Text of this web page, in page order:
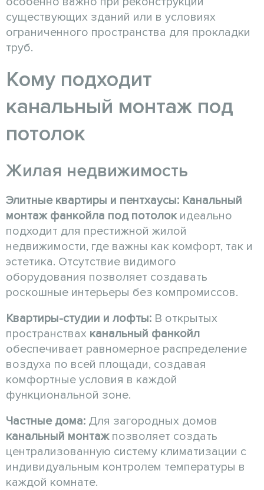
существующих зданий или в условиях
ограниченного пространства для прокладки
труб.
Кому подходит
канальный монтаж под
потолок
Жилая недвижимость
Элитные квартиры и пентхаусы: Канальный
монтаж фанкойла под потолокидеально
подходит для престижной жилой
недвижимости, где важны как комфорт, так и
эстетика. Отсутствие видимого
оборудования позволяет создавать
роскошные интерьеры без компромиссов.
Квартиры-студии и лофты: В открытых
пространствах канальный фанкойл
обеспечивает равномерное распределение
воздуха по всей площади, создавая
комфортные условия в каждой
функциональной зоне.
Частные дома: Для загородных домов
канальный монтажпозволяет создать
централизованную систему климатизации с
индивидуальным контролем температуры в
каждой комнате.